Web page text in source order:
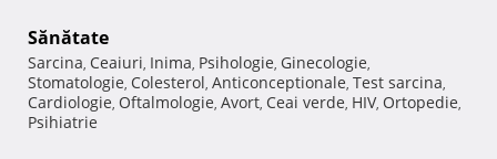
Sănătate
Sarcina, Ceaiuri, Inima, Psihologie, Ginecologie,
Stomatologie, Colesterol, Anticonceptionale, Test sarcina,
Cardiologie, Oftalmologie, Avort, Ceai verde, HIV, Ortopedie,
Psihiatrie